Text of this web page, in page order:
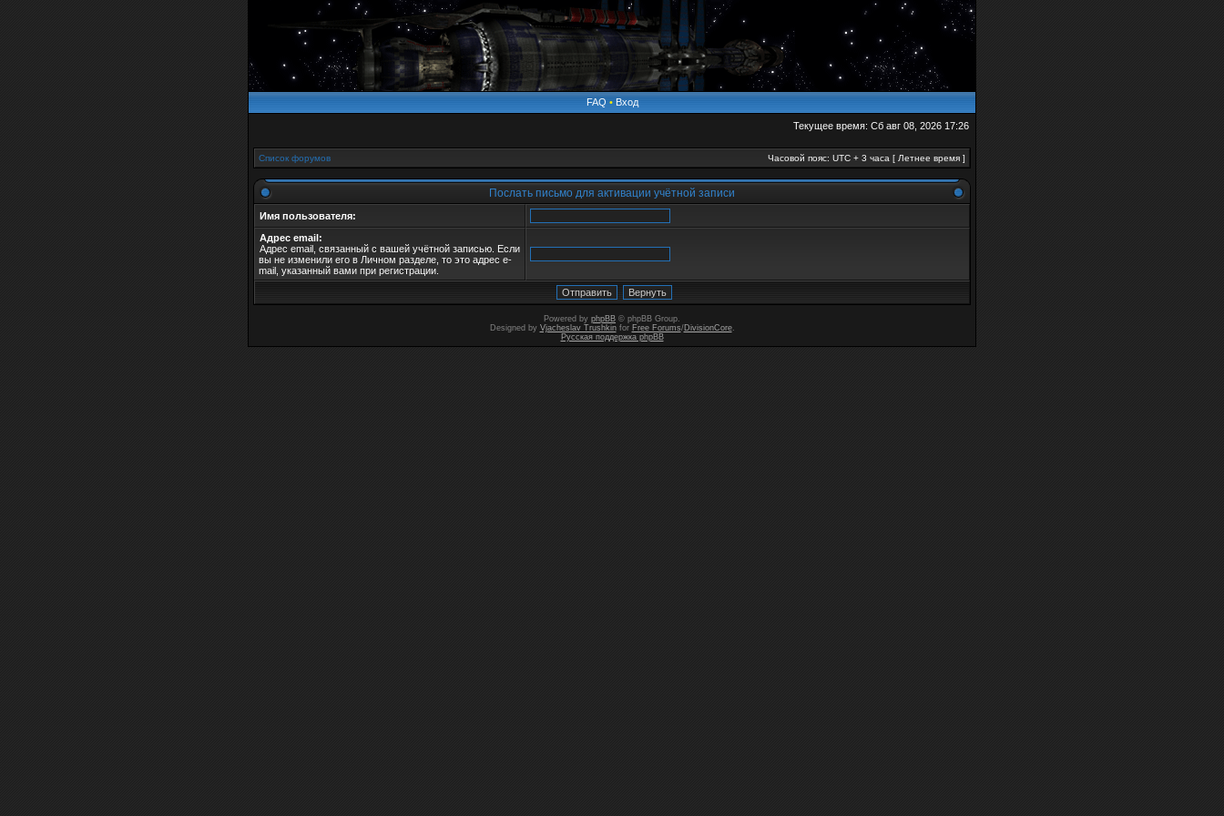
FAQ • Вход
Текущее время: Сб авг 08, 2026 17:26
Список форумов Часовой пояс: UTC + 3 часа [ Летнее время ]
Послать письмо для активации учётной записи
Имя пользователя:
Адрес email:
Адрес email, связанный с вашей учётной записью. Если
вы не изменили его в Личном разделе, то это адрес e-
mail, указанный вами при регистрации.
Powered by phpBB © phpBB Group.
Designed by Vjacheslav Trushkinfor Free Forums/DivisionCore.
Русская поддержка phpBB